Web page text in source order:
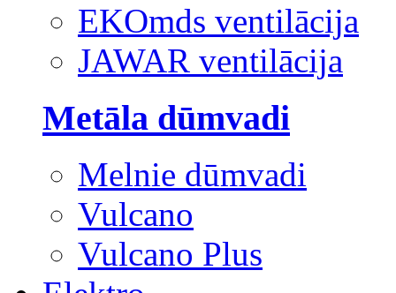
EKOmds ventilācija
JAWAR ventilācija
Metāla dūmvadi
Melnie dūmvadi
Vulcano
Vulcano Plus